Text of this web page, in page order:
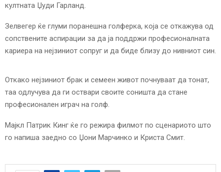
култната Џуди Гарланд.
Зелвегер ќе глуми поранешна голферка, која се откажува од
сопствените аспирации за да ја поддржи професионалната
кариера на нејзиниот сопруг и да биде близу до нивниот син.
Откако нејзиниот брак и семеен живот почнуваат да тонат,
таа одлучува да ги оствари своите соништа да стане
професионален играч на голф.
Мајкл Патрик Кинг ќе го режира филмот по сценариото што
го напиша заедно со Џони Марчинко и Криста Смит.